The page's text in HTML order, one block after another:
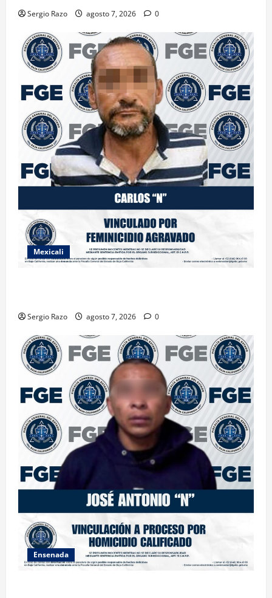
Sergio Razo agosto 7, 2026 0
Mexicali
Sergio Razo agosto 7, 2026 0
Ensenada